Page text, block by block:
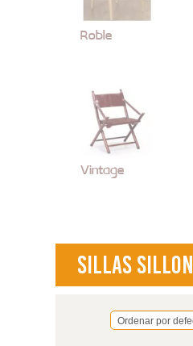
Roble
Vintage
Sillas
Ordenar por